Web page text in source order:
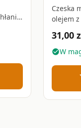
•
Czeska
olejem
31,00
check_circleW